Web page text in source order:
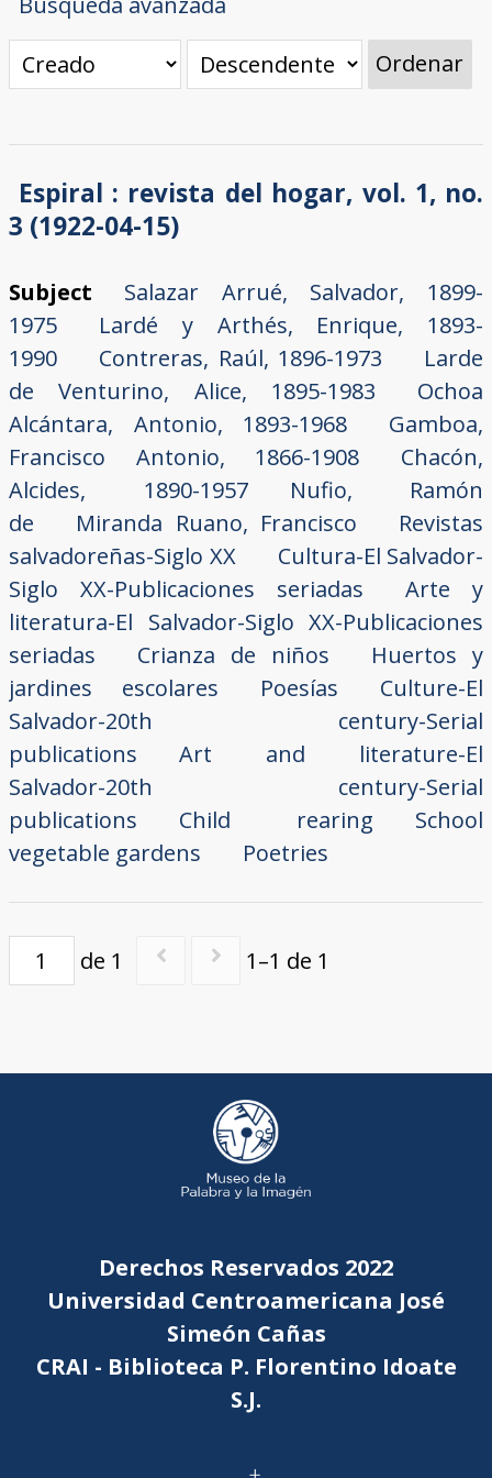
Ordenar
Espiral : revista del hogar, vol. 1, no.
3 (1922-04-15)
Subject
Salazar Arrué, Salvador, 1899-
1975
Lardé y Arthés, Enrique, 1893-
1990
Contreras, Raúl, 1896-1973
Larde
de Venturino, Alice, 1895-1983
Ochoa
Alcántara, Antonio, 1893-1968
Gamboa,
Francisco Antonio, 1866-1908
Chacón,
Alcides, 1890-1957
Nufio, Ramón
de
Miranda Ruano, Francisco
Revistas
salvadoreñas-Siglo XX
Cultura-El Salvador-
Siglo XX-Publicaciones seriadas
Arte y
literatura-El Salvador-Siglo XX-Publicaciones
seriadas
Crianza de niños
Huertos y
jardines escolares
Poesías
Culture-El
Salvador-20th century-Serial
publications
Art and literature-El
Salvador-20th century-Serial
publications
Child rearing
School
vegetable gardens
Poetries
de 1 1–1 de 1
Derechos Reservados 2022
Universidad Centroamericana José
Simeón Cañas
CRAI - Biblioteca P. Florentino Idoate
S.J.